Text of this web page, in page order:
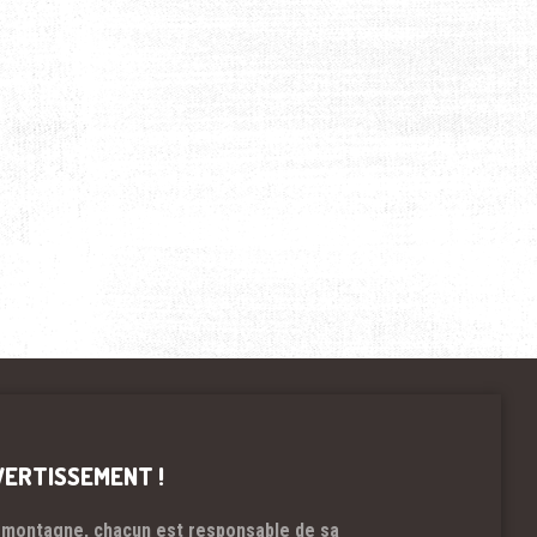
!
montagne, chacun est responsable de sa